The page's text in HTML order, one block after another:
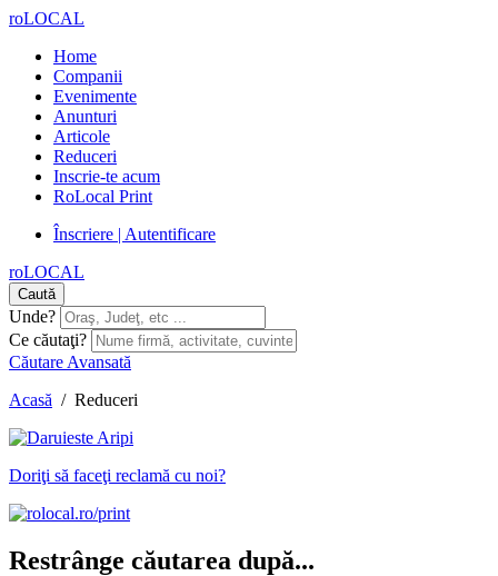
roLOCAL
Home
Companii
Evenimente
Anunturi
Articole
Reduceri
Inscrie-te acum
RoLocal Print
Înscriere | Autentificare
roLOCAL
Caută
Unde?
Ce căutaţi?
Căutare Avansată
Acasă / Reduceri
Doriţi să faceţi reclamă cu noi?
Restrânge căutarea după...